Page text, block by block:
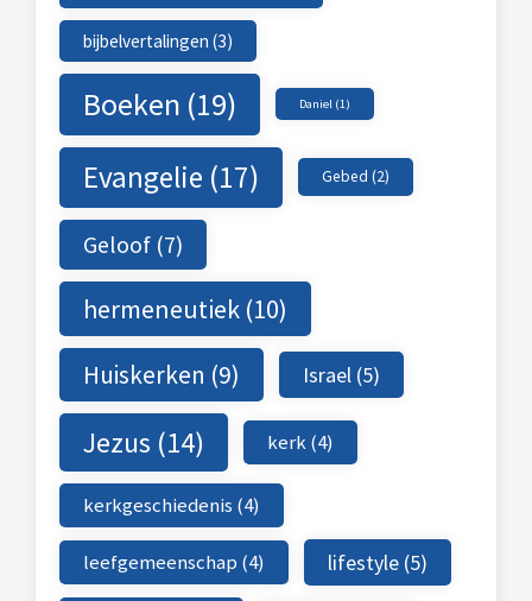
bijbelvertalingen (3)
Boeken (19) Daniel (1)
Evangelie (17) Gebed (2)
Geloof (7)
hermeneutiek (10)
Huiskerken (9) Israel (5)
Jezus (14) kerk(4)
kerkgeschiedenis (4)
leefgemeenschap (4) lifestyle (5)